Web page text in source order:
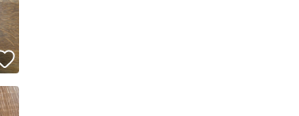
クリアした安心・安全なユーザーです
フリマの取引を完了させた実績があります
コピーします
すいいね！